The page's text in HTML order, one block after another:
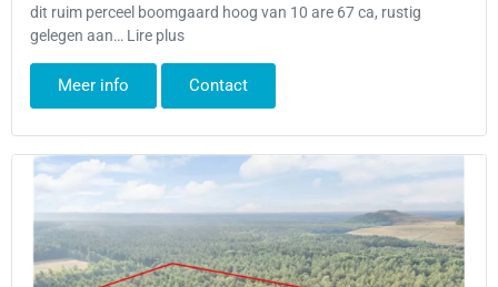
dit ruim perceel boomgaard hoog van 10 are 67 ca, rustig
gelegen aan… Lire plus
Meer info Contact